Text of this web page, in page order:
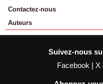
Contactez-nous
Auteurs
Suivez-nous
Facebook | X